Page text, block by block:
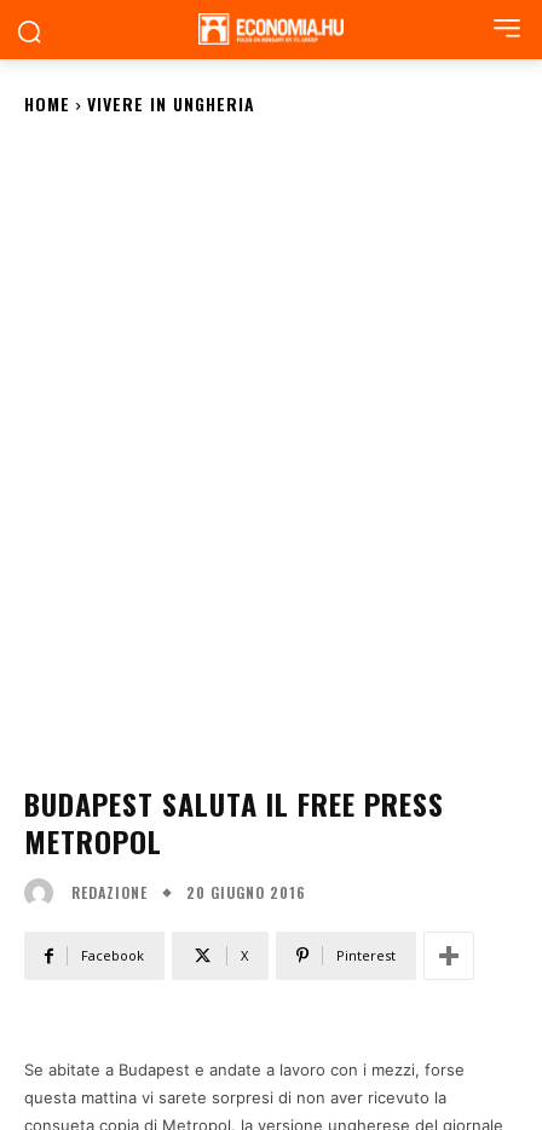
HOME VIVERE IN UNGHERIA
BUDAPEST SALUTA IL FREE PRESS
METROPOL
REDAZIONE 20 GIUGNO 2016
Facebook X Pinterest
Se abitate a Budapest e andate a lavoro con i mezzi, forse
questa mattina vi sarete sorpresi di non aver ricevuto la
consueta copia di Metropol, la versione ungherese del giornale